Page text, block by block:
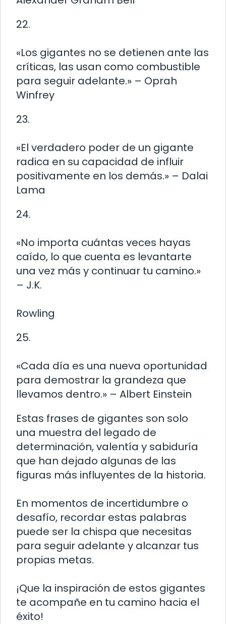
22.
«Los gigantes no se detienen ante las
críticas, las usan como combustible
para seguir adelante.» – Oprah
Winfrey
23.
«El verdadero poder de un gigante
radica en su capacidad de influir
positivamente en los demás.» – Dalai
Lama
24.
«No importa cuántas veces hayas
caído, lo que cuenta es levantarte
una vez más y continuar tu camino.»
– J.K.
Rowling
25.
«Cada día es una nueva oportunidad
para demostrar la grandeza que
llevamos dentro.» – Albert Einstein
Estas frases de gigantes son solo
una muestra del legado de
determinación, valentía y sabiduría
que han dejado algunas de las
figuras más influyentes de la historia.
En momentos de incertidumbre o
desafío, recordar estas palabras
puede ser la chispa que necesitas
para seguir adelante y alcanzar tus
propias metas.
¡Que la inspiración de estos gigantes
te acompañe en tu camino hacia el
éxito!